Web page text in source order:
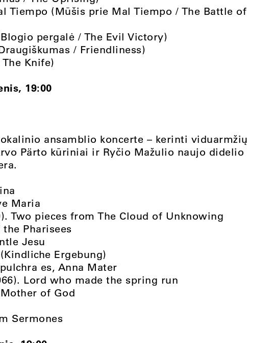
Tiempo (Mūšis prie Mal Tiempo / The Battle of
pergalė / The Evil Victory)
/ Friendliness)
Knife)
19:00
ansamblio koncerte – kerinti viduarmžių
Pärto kūriniai ir Ryčio Mažulio naujo didelio
Maria
Two pieces from The Cloud of Unknowing
the Pharisees
Jesu
Ergebung)
es, Anna Mater
Lord who made the spring run
Mother of God
Sermones